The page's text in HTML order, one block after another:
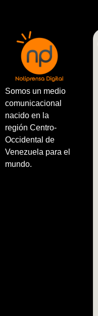
Somos un medio
comunicacional
nacido en la
región Centro-
Occidental de
Venezuela para el
mundo.